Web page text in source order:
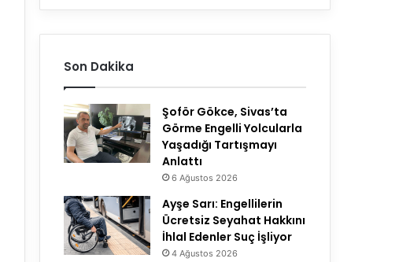
Son Dakika
Şoför Gökce, Sivas’ta
Görme Engelli Yolcularla
Yaşadığı Tartışmayı
Anlattı
6 Ağustos 2026
Ayşe Sarı: Engellilerin
Ücretsiz Seyahat Hakkını
İhlal Edenler Suç İşliyor
4 Ağustos 2026